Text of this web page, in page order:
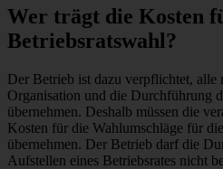
Wer trägt die Kosten
Betriebsratswahl?
Der Betrieb ist dazu verpflichtet,
Organisation und die Durchführung
übernehmen. Deshalb müssen die
Kosten für die Wahlumschläge für
übernehmen. Der Betrieb darf die
Aufstellen eines Betriebsrates nicht